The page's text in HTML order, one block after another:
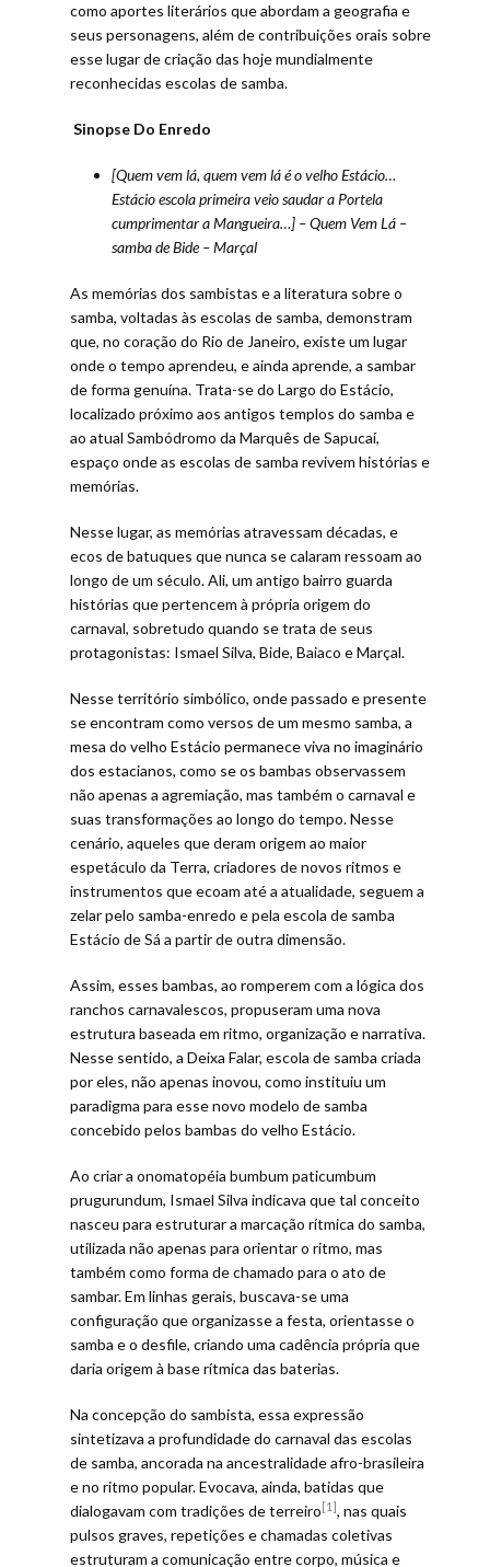
como aportes literários que abordam a geografia e
seus personagens, além de contribuições orais sobre
esse lugar de criação das hoje mundialmente
reconhecidas escolas de samba.
Sinopse Do Enredo
[Quem vem lá, quem vem lá é o velho Estácio…
Estácio escola primeira veio saudar a Portela
cumprimentar a Mangueira…] –Quem Vem Lá –
samba de Bide – Marçal
As memórias dos sambistas e a literatura sobre o
samba, voltadas às escolas de samba, demonstram
que, no coração do Rio de Janeiro, existe um lugar
onde o tempo aprendeu, e ainda aprende, a sambar
de forma genuína. Trata-se do Largo do Estácio,
localizado próximo aos antigos templos do samba e
ao atual Sambódromo da Marquês de Sapucaí,
espaço onde as escolas de samba revivem histórias e
memórias.
Nesse lugar, as memórias atravessam décadas, e
ecos de batuques que nunca se calaram ressoam ao
longo de um século. Ali, um antigo bairro guarda
histórias que pertencem à própria origem do
carnaval, sobretudo quando se trata de seus
protagonistas: Ismael Silva, Bide, Baiaco e Marçal.
Nesse território simbólico, onde passado e presente
se encontram como versos de um mesmo samba, a
mesa do velho Estácio permanece viva no imaginário
dos estacianos, como se os bambas observassem
não apenas a agremiação, mas também o carnaval e
suas transformações ao longo do tempo. Nesse
cenário, aqueles que deram origem ao maior
espetáculo da Terra, criadores de novos ritmos e
instrumentos que ecoam até a atualidade, seguem a
zelar pelo samba-enredo e pela escola de samba
Estácio de Sá a partir de outra dimensão.
Assim, esses bambas, ao romperem com a lógica dos
ranchos carnavalescos, propuseram uma nova
estrutura baseada em ritmo, organização e narrativa.
Nesse sentido, a Deixa Falar, escola de samba criada
por eles, não apenas inovou, como instituiu um
paradigma para esse novo modelo de samba
concebido pelos bambas do velho Estácio.
Ao criar a onomatopéia bumbum paticumbum
prugurundum, Ismael Silva indicava que tal conceito
nasceu para estruturar a marcação rítmica do samba,
utilizada não apenas para orientar o ritmo, mas
também como forma de chamado para o ato de
sambar. Em linhas gerais, buscava-se uma
configuração que organizasse a festa, orientasse o
samba e o desfile, criando uma cadência própria que
daria origem à base rítmica das baterias.
Na concepção do sambista, essa expressão
sintetizava a profundidade do carnaval das escolas
de samba, ancorada na ancestralidade afro-brasileira
e no ritmo popular. Evocava, ainda, batidas que
dialogavam com tradições de terreiro [1], nas quais
pulsos graves, repetições e chamadas coletivas
estruturam a comunicação entre corpo, música e